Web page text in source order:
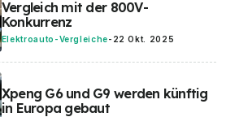
Vergleich mit der 800V-
Konkurrenz
Elektroauto-Vergleiche- 22 Okt. 2025
Xpeng G6 und G9 werden künftig
in Europa gebaut